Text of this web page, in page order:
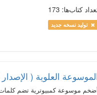
کتاب‌ها: 173
تولید نسخه جدید
العلوية ( الإصدار 2 )
موسوعة كمبيوترية تضم كلمات الإمام علي عليه السلام 173 کتاباً ضمن 389 جزءاً في مجال